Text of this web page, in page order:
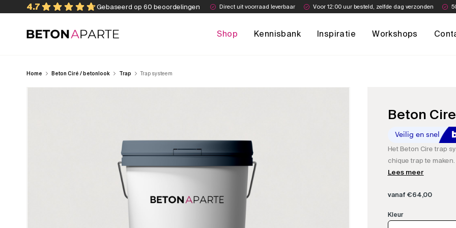
4.7 Gebaseerd op 60 beoordelingen Direct uit voorraad leverbaar Voor 12:00 uur besteld, zelfde dag verzonden
Beton Aparte Shop Kennisbank Inspiratie Workshops
Home Beton Ciré / betonlook Trap Trap systeem
Beton
Het Beton Cire trap
chique trap te
maken, kleurstof,
Lees meer
vanaf €64,00